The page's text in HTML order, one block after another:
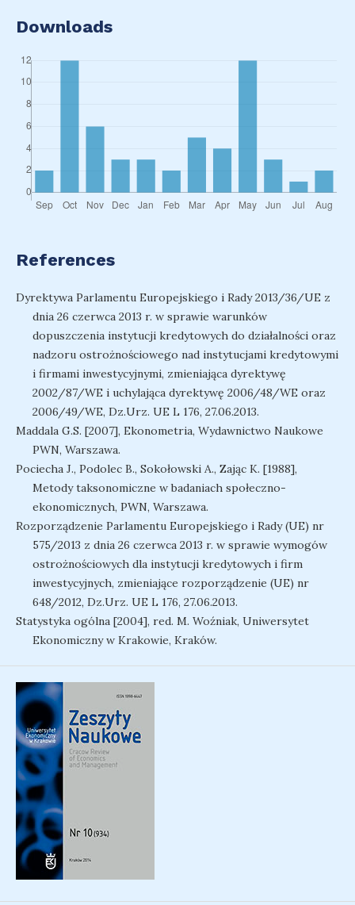
Downloads
References
Dyrektywa Parlamentu Europejskiego i Rady 2013/36/UE z
dnia 26 czerwca 2013 r. w sprawie warunków
dopuszczenia instytucji kredytowych do działalności oraz
nadzoru ostrożnościowego nad instytucjami kredytowymi
i firmami inwestycyjnymi, zmieniająca dyrektywę
2002/87/WE i uchylająca dyrektywę 2006/48/WE oraz
2006/49/WE, Dz.Urz. UE L 176, 27.06.2013.
Maddala G.S. [2007], Ekonometria, Wydawnictwo Naukowe
PWN, Warszawa.
Pociecha J., Podolec B., Sokołowski A., Zając K. [1988],
Metody taksonomiczne w badaniach społeczno-
ekonomicznych, PWN, Warszawa.
Rozporządzenie Parlamentu Europejskiego i Rady (UE) nr
575/2013 z dnia 26 czerwca 2013 r. w sprawie wymogów
ostrożnościowych dla instytucji kredytowych i firm
inwestycyjnych, zmieniające rozporządzenie (UE) nr
648/2012, Dz.Urz. UE L 176, 27.06.2013.
Statystyka ogólna [2004], red. M. Woźniak, Uniwersytet
Ekonomiczny w Krakowie, Kraków.